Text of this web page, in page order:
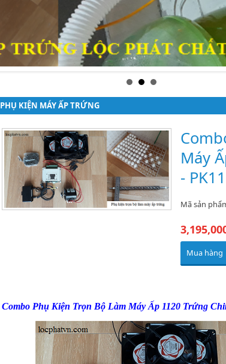
PHỤ KIỆN MÁY ẤP TRỨNG
Máy
-
Mã sản
Mua hàng
Combo Phụ Kiện Trọn Bộ Làm Máy Ấp 1120 Trứng